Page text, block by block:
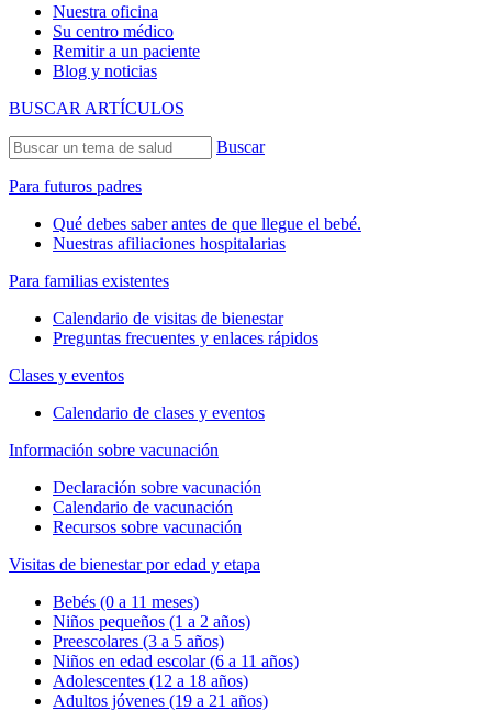
Nuestra oficina
Su centro médico
Remitir a un paciente
Blog y noticias
BUSCAR ARTÍCULOS
Buscar
Para futuros padres
Qué debes saber antes de que llegue el bebé.
Nuestras afiliaciones hospitalarias
Para familias existentes
Calendario de visitas de bienestar
Preguntas frecuentes y enlaces rápidos
Clases y eventos
Calendario de clases y eventos
Información sobre vacunación
Declaración sobre vacunación
Calendario de vacunación
Recursos sobre vacunación
Visitas de bienestar por edad y etapa
Bebés (0 a 11 meses)
Niños pequeños (1 a 2 años)
Preescolares (3 a 5 años)
Niños en edad escolar (6 a 11 años)
Adolescentes (12 a 18 años)
Adultos jóvenes (19 a 21 años)